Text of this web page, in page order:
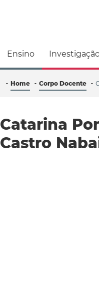
Ensino
Home Corpo Docente
Catarina
Castro